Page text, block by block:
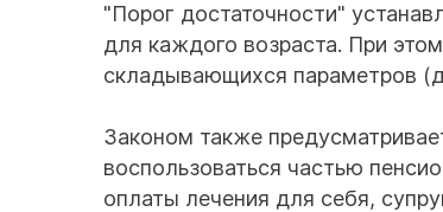
"Порог достаточности"
для каждого возраста. При
складывающихся параметров
Законом также
воспользоваться частью
оплаты лечения для себя,